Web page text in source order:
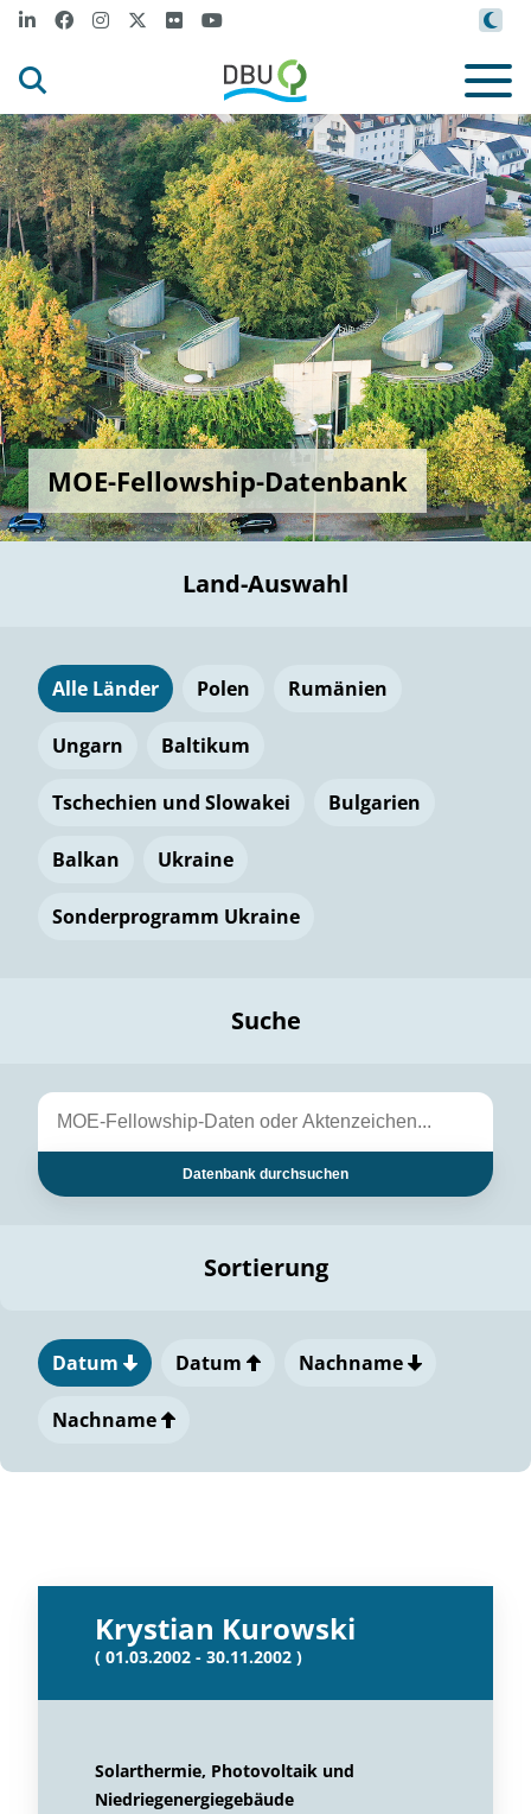
MOE-Fellowship-Datenbank
Land-Auswahl
Alle Länder Polen Rumänien
Ungarn Baltikum
Tschechien und Slowakei Bulgarien
Balkan Ukraine
Sonderprogramm Ukraine
Suche
Datenbank durchsuchen
Sortierung
Datum Datum Nachname
Nachname
Krystian Kurowski
( 01.03.2002 - 30.11.2002 )
Solarthermie, Photovoltaik und
Niedriegenergiegebäude